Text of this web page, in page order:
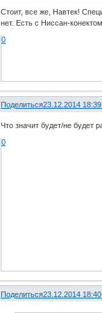
Стоит, все же, Навтек!
нет. Есть с Ниссан-
0
Поделиться23.12.2014
Что значит будет/не будет
0
Поделиться23.12.2014